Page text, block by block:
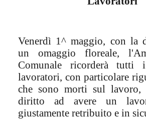
Venerdì 1^ maggio, con la
un omaggio floreale,
Comunale ricorderà tutti
lavoratori, con particolare
che sono morti sul lavoro,
diritto ad avere un
giustamente retribuito e in